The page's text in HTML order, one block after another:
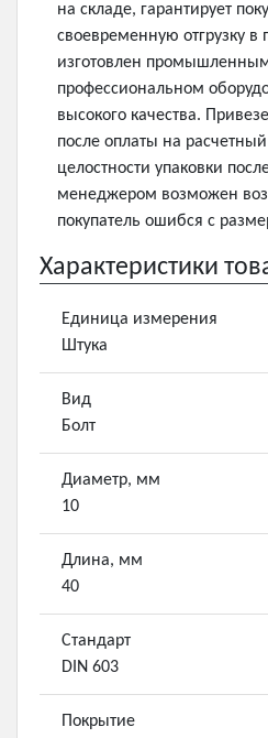
на складе, гарантирует
своевременную отгрузку
изготовлен
профессиональном
высокого качества.
после оплаты на
целостности упаковки
менеджером возможен
покупатель ошибся с
Характеристики
Единица измерения
Штука
Вид
Болт
Диаметр, мм
10
Длина, мм
40
Стандарт
DIN 603
Покрытие